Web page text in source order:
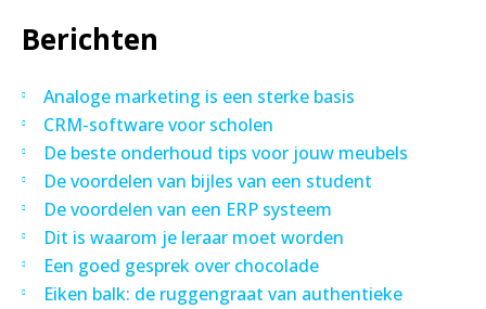
Berichten
Analoge marketing is een sterke basis
CRM-software voor scholen
De beste onderhoud tips voor jouw meubels
De voordelen van bijles van een student
De voordelen van een ERP systeem
Dit is waarom je leraar moet worden
Een goed gesprek over chocolade
Eiken balk: de ruggengraat van authentieke